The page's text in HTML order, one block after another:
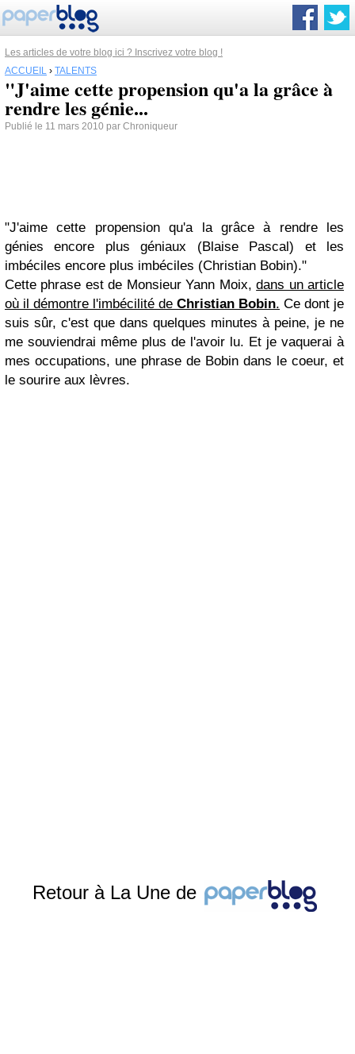
Les articles de votre blog ici ? Inscrivez votre blog !
ACCUEIL › TALENTS
"J'aime cette propension qu'a la grâce à
rendre les génie...
Publié le 11 mars 2010 par Chroniqueur
"J'aime cette propension qu'a la grâce à rendre les
génies encore plus géniaux (Blaise Pascal) et les
imbéciles encore plus imbéciles (Christian Bobin)."
Cette phrase est de Monsieur Yann Moix,dans un article
où il démontre l'imbécilité de Christian Bobin. Ce dont je
suis sûr, c'est que dans quelques minutes à peine, je ne
me souviendrai même plus de l'avoir lu. Et je vaquerai à
mes occupations, une phrase de Bobin dans le coeur, et
le sourire aux lèvres.
Retour à La Une de